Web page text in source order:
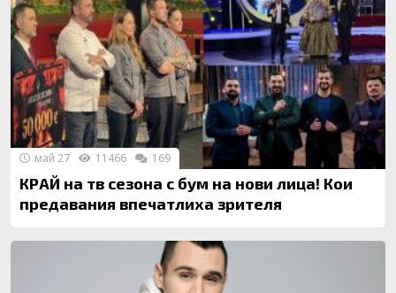
КРАЙ на тв сезона с бум на нови лица! Кои
предавания впечатлиха зрителя
май 27 11466 169